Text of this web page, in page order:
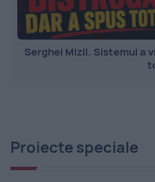
Serghei Mizil. Sistemul a
Proiecte speciale